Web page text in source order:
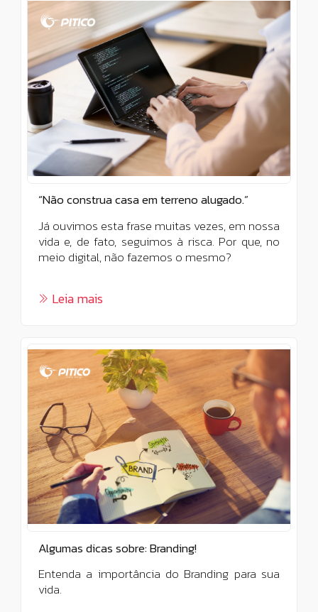
“Não construa casa em terreno alugado.”
Já ouvimos esta frase muitas vezes, em nossa
vida e, de fato, seguimos à risca. Por que, no
meio digital, não fazemos o mesmo?
Leia mais
Algumas dicas sobre: Branding!
Entenda a importância do Branding para sua
vida.